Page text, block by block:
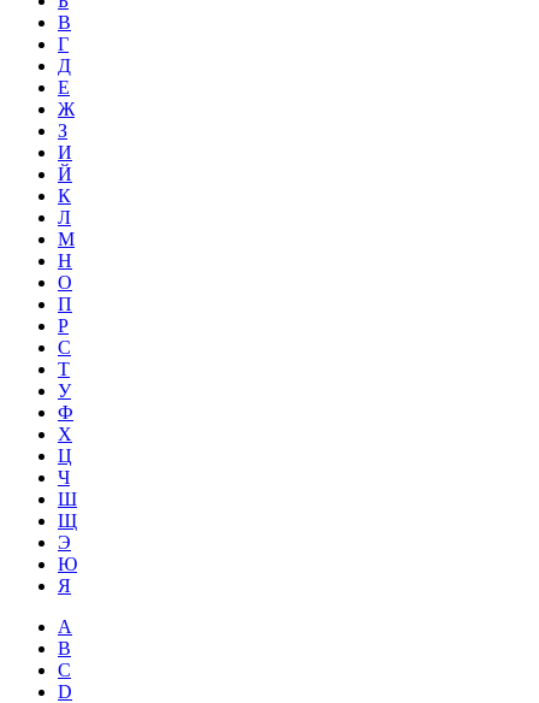
В
Г
Д
Е
Ж
З
И
Й
К
Л
М
Н
О
П
Р
С
Т
У
Ф
Х
Ц
Ч
Ш
Щ
Э
Ю
Я
A
B
C
D